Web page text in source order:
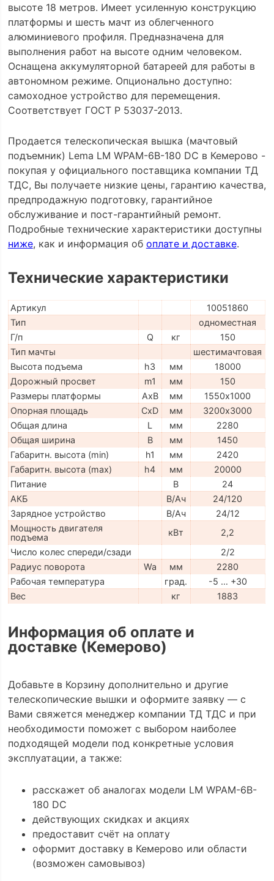
высоте 18 метров. Имеет усиленную конструкцию
платформы и шесть мачт из облегченного
алюминиевого профиля. Предназначена для
выполнения работ на высоте одним человеком.
Оснащена аккумуляторной батареей для работы в
автономном режиме. Опционально доступно:
самоходное устройство для перемещения.
Соответствует ГОСТ Р 53037-2013.
Продается телескопическая вышка (мачтовый
подъемник) Lema LM WPAM-6B-180 DC в Кемерово -
покупая у официального поставщика компании ТД
ТДС, Вы получаете низкие цены, гарантию качества,
предпродажную подготовку, гарантийное
обслуживание и пост-гарантийный ремонт.
Подробные технические характеристики доступны
ниже, как и информация об оплате и доставке.
Технические характеристики
Артикул
10051860
Тип
одноместная
Г/п
Q кг
150
Тип мачты
шестимачтовая
Высота подъема
h3 мм
18000
Дорожный просвет
m1 мм
150
Размеры платформы
AxB мм
1550х1000
Опорная площадь
CxD мм
3200х3000
Общая длина
L мм
2280
Общая ширина
B мм
1450
Габаритн. высота (min)
h1 мм
2420
Габаритн. высота (max)
h4 мм
20000
Питание
В
24
АКБ
В/Ач
24/120
Зарядное устройство
В/Ач
24/12
Мощность двигателя
подъема
кВт
2,2
Число колес спереди/сзади
2/2
Радиус поворота
Wa мм
2280
Рабочая температура
град.
-5 … +30
Вес
кг 1883
Информация об оплате и
доставке (Кемерово)
Добавьте в Корзину дополнительно и другие
телескопические вышки и оформите заявку — с
Вами свяжется менеджер компании ТД ТДС и при
необходимости поможет с выбором наиболее
подходящей модели под конкретные условия
эксплуатации, а также:
расскажет об аналогах модели LM WPAM-6B-
180 DC
действующих скидках и акциях
предоставит счёт на оплату
оформит доставку в Кемерово или области
(возможен самовывоз)